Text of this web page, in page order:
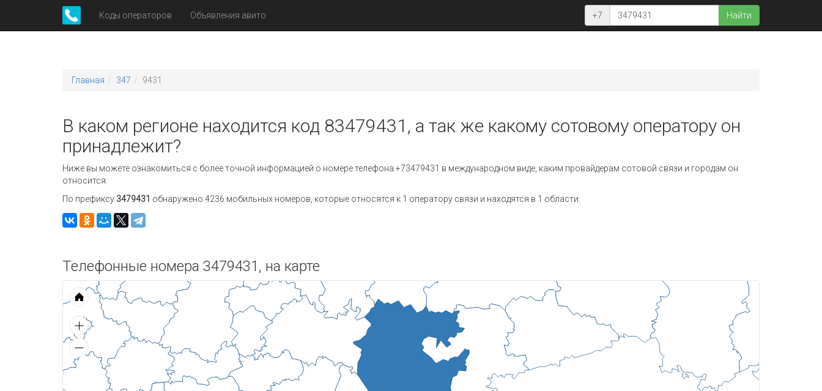
Коды операторов Объявления авито +7 Найти
Главная 347 9431
В каком регионе находится код 83479431, а так же какому сотовому оператору он
принадлежит?
Ниже вы можете ознакомиться с более точной информацией о номере телефона +73479431 в международном виде, каким провайдерам сотовой связи и городам он
относится.
По префиксу 3479431 обнаружено 4236 мобильных номеров, которые относятся к 1 оператору связи и находятся в 1 области.
Телефонные номера 3479431, на карте